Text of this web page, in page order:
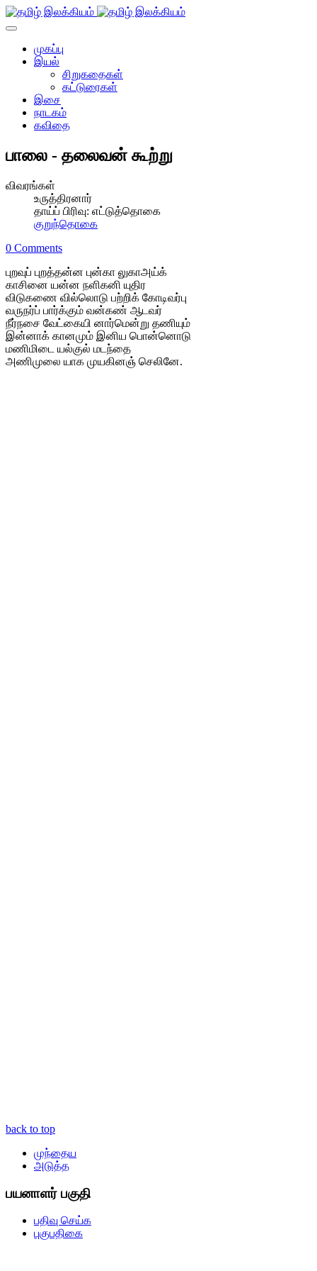
முகப்பு
இயல்
சிறுகதைகள்
கட்டுரைகள்
இசை
நாடகம்
கவிதை
பாலை - தலைவன் கூற்று
விவரங்கள்
உருத்திரனார்
தாய்ப் பிரிவு: எட்டுத்தொகை
குறுந்தொகை
0 Comments
புறவுப் புறத்தன்ன புன்கா லுகாஅய்க்
காசினை யன்ன நளிகனி யுதிர
விடுகணை வில்லொடு பற்றிக் கோடிவர்பு
வருநர்ப் பார்க்கும் வன்கண் ஆடவர்
நீர்நசை வேட்கையி னார்மென்று தணியும்
இன்னாக் கானமும் இனிய பொன்னொடு
மணிமிடை யல்குல் மடந்தை
அணிமுலை யாக முயகினஞ் செலினே.
back to top
முந்தைய
அடுத்த
பயனாளர் பகுதி
பதிவு செய்க
புகுபதிகை